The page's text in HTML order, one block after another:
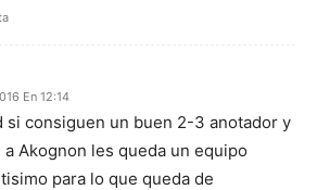
En 12:14
si consiguen un buen 2-3 anotador y
a Akognon les queda un equipo
para lo que queda de